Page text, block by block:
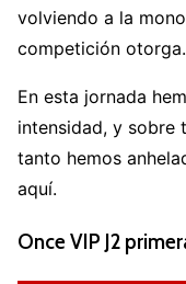
volviendo a la
competición otorga.
En esta jornada
intensidad, y sobre
tanto hemos
aquí.
Once VIP J2